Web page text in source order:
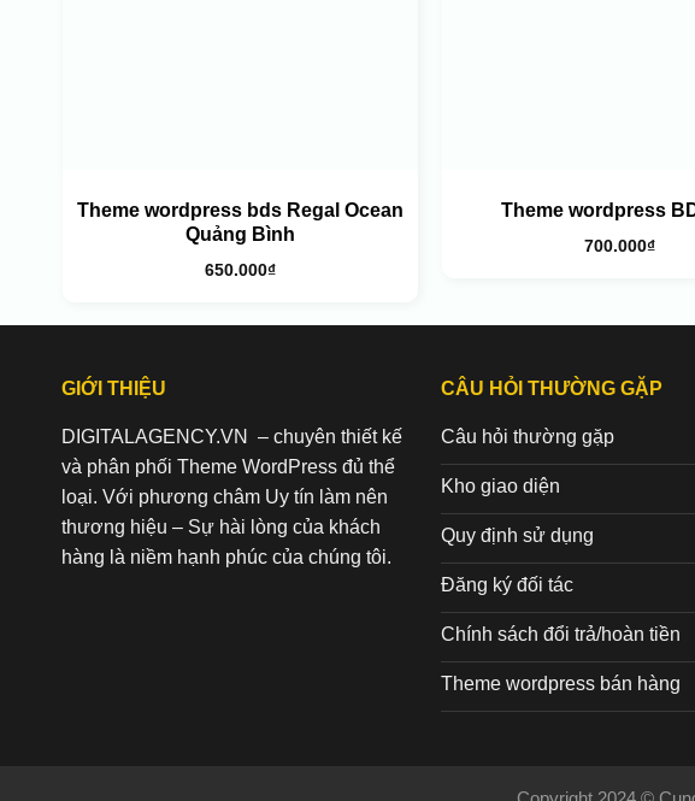
Theme wordpress bds Regal Ocean
Quảng Bình
650.000₫
Theme wordpress
700.000₫
GIỚI THIỆU
DIGITALAGENCY.VN – chuyên thiết kế
và phân phối Theme WordPress đủ thể
loại. Với phương châm Uy tín làm nên
thương hiệu – Sự hài lòng của khách
hàng là niềm hạnh phúc của chúng tôi.
CÂU HỎI THƯỜNG GẶP
Câu hỏi thường gặp
Kho giao diện
Quy định sử dụng
Đăng ký đối tác
Chính sách đổi trả/hoàn tiền
Theme wordpress bán hàng